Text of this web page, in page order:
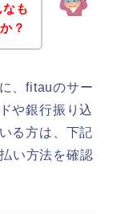
も
？
、fitauのサー
や銀行振り込
る方は、下記
い方法を確認